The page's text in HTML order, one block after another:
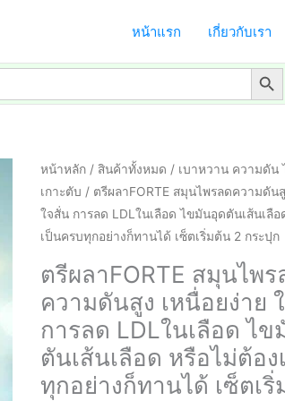
หน้าแรก เกี่ยวกับเรา
Search
หน้าหลัก/ สินค้าทั้งหมด / เบาหวาน ความดัน
เกาะตับ / ตรีผลาFORTE สมุนไพรลดความดัน
ใจสั่น การลด LDLในเลือด ไขมันอุดตันเส้นเลือ
เป็นครบทุกอย่างก็ทานได้ เซ็ตเริ่มต้น 2 กระปุก
ตรีผลาFORTE สมุนไพร
ความดันสูง เหนื่อยง่าย
การลด LDLในเลือด ไข
ตันเส้นเลือด หรือไม่ต้อ
ทุกอย่างก็ทานได้ เซ็ตเ